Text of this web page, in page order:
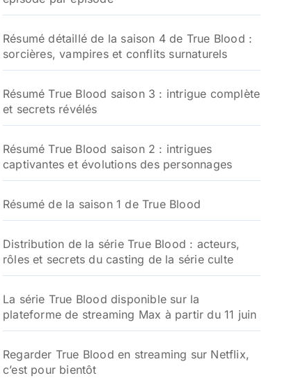
Résumé détaillé de la saison 4 de True Blood :
sorcières, vampires et conflits surnaturels
Résumé True Blood saison 3 : intrigue complète
et secrets révélés
Résumé True Blood saison 2 : intrigues
captivantes et évolutions des personnages
Résumé de la saison 1 de True Blood
Distribution de la série True Blood : acteurs,
rôles et secrets du casting de la série culte
La série True Blood disponible sur la
plateforme de streaming Max à partir du 11 juin
Regarder True Blood en streaming sur Netflix,
c’est pour bientôt